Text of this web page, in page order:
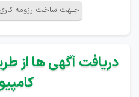
جـهت ساخت رزومه کاری
دریافت آگهی ها از